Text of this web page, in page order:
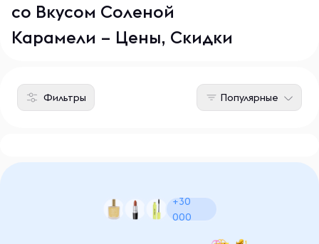
со Вкусом Соленой
Карамели – Цены, Скидки
Фильтры Популярные
+30
000